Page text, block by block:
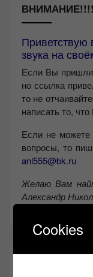
ВНИМАНИЕ!!!!
Приветствую
звука на
Если Вы пришли
но ссылка
то не
написать то,
Если не можете
вопросы, то
anl555@bk.ru
Желаю Вам
Александр
Cookies